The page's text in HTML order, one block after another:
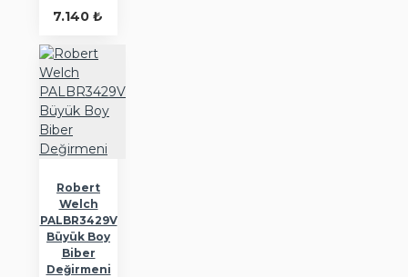
7.140 ₺
Robert
Welch
PALBR3429V
Büyük Boy
Biber
Değirmeni